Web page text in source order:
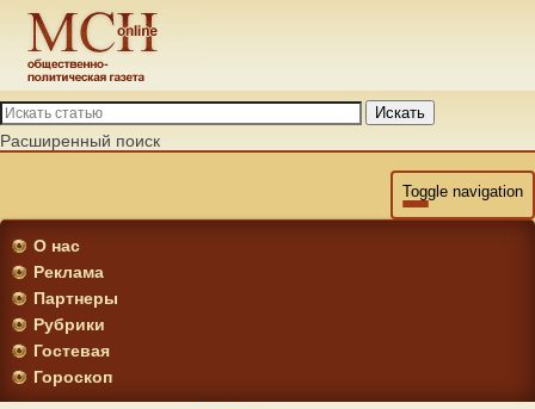
Искать
Расширенный поиск
Toggle navigation
О нас
Реклама
Партнеры
Рубрики
Гостевая
Гороскоп